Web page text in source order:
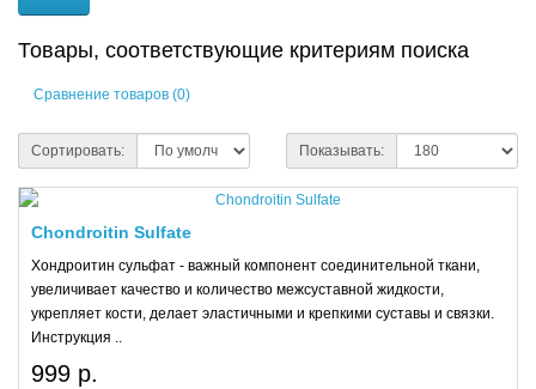
Товары, соответствующие критериям поиска
Сравнение товаров (0)
Сортировать: Показывать:
Chondroitin Sulfate
Хондроитин сульфат - важный компонент соединительной ткани,
увеличивает качество и количество межсуставной жидкости,
укрепляет кости, делает эластичными и крепкими суставы и связки.
Инструкция ..
999 р.